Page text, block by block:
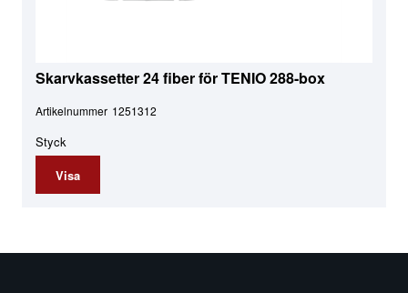
Skarvkassetter 24 fiber för TENIO 288-box
Artikelnummer 1251312
Styck
Visa